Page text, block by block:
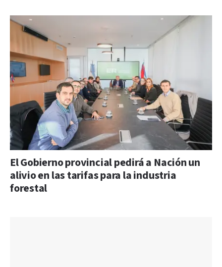
El Gobierno provincial pedirá a Nación un
alivio en las tarifas para la industria
forestal